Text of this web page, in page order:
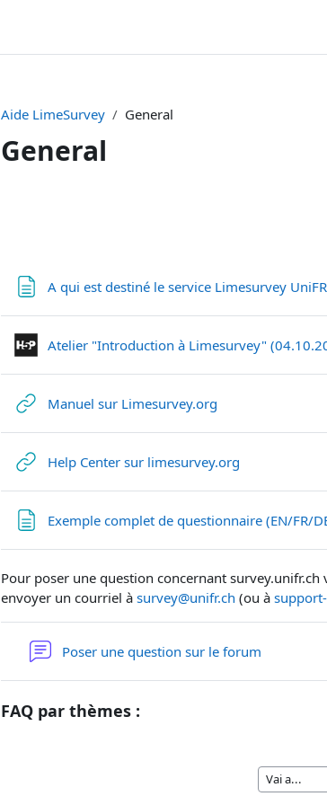
Aide LimeSurvey General
General
A qui est destiné le service Limesurvey
Atelier "Introduction à Limesurvey"
Manuel sur Limesurvey.orgURL
Help Center sur limesurvey.orgURL
Exemple complet de questionnaire (EN/FR/
Pour poser une question concernant
envoyer un courriel à survey@unifr.ch (ou à
Poser une question sur le forum
FAQ par thèmes :